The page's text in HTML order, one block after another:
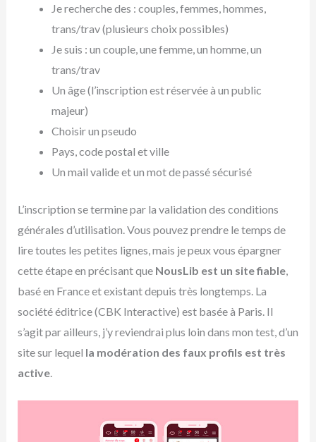
Je recherche des : couples, femmes, hommes,
trans/trav (plusieurs choix possibles)
Je suis : un couple, une femme, un homme, un
trans/trav
Un âge (l’inscription est réservée à un public
majeur)
Choisir un pseudo
Pays, code postal et ville
Un mail valide et un mot de passé sécurisé
L’inscription se termine par la validation des conditions
générales d’utilisation. Vous pouvez prendre le temps de
lire toutes les petites lignes, mais je peux vous épargner
cette étape en précisant que NousLib est un site fiable,
basé en France et existant depuis très longtemps. La
société éditrice (CBK Interactive) est basée à Paris. Il
s’agit par ailleurs, j’y reviendrai plus loin dans mon test, d’un
site sur lequel la modération des faux profils est très
active.